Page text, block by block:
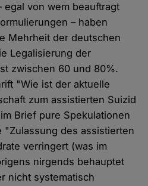
egal von wem beauftragt
– haben
Mehrheit der deutschen
Legalisierung der
zwischen 60 und 80%.
"Wie ist der aktuelle
zum assistierten Suizid
Brief pure Spekulationen
"Zulassung des assistierten
verringert (was im
nirgends behauptet
nicht systematisch